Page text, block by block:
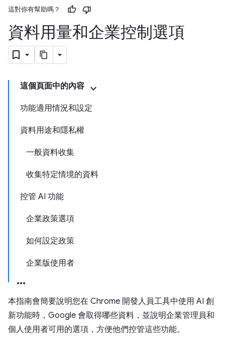
這對你有幫助嗎？
資料用量和企業控制選項
這個頁面中的內容
功能適用情況和設定
資料用途和隱私權
一般資料收集
收集特定情境的資料
控管 AI 功能
企業政策選項
如何設定政策
企業版使用者
本指南會簡要說明您在 Chrome 開發人員工具中使用 AI 創
新功能時，Google 會取得哪些資料，並說明企業管理員和
個人使用者可用的選項，方便他們控管這些功能。